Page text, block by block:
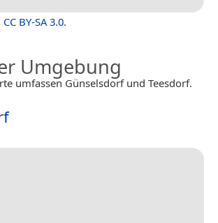
CC BY-SA 3.0.
Umgebung
umfassen Günselsdorf und Teesdorf.